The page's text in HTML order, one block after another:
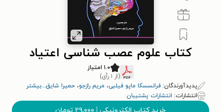
کتاب علوم عصب شناسی اعتیاد
۱.۰ امتیاز
(از ۱ رأی)
پدیدآورندگان: فرانسسکا ماپو فیلبی، مریم رازجو، حمیرا شایق...بیشتر
انتشارات: انتشارات پشتیبان